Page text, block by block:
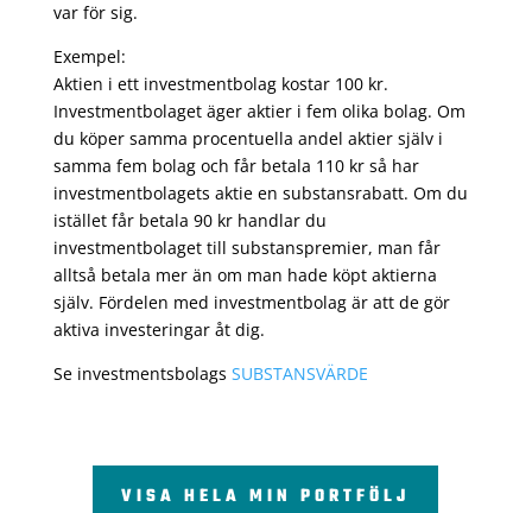
var för sig.
Exempel:
Aktien i ett investmentbolag kostar 100 kr.
Investmentbolaget äger aktier i fem olika bolag. Om
du köper samma procentuella andel aktier själv i
samma fem bolag och får betala 110 kr så har
investmentbolagets aktie en substansrabatt. Om du
istället får betala 90 kr handlar du
investmentbolaget till substanspremier, man får
alltså betala mer än om man hade köpt aktierna
själv. Fördelen med investmentbolag är att de gör
aktiva investeringar åt dig.
Se investmentsbolags SUBSTANSVÄRDE
VISA HELA MIN PORTFÖLJ